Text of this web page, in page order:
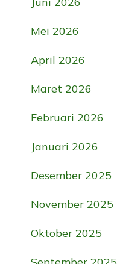
Mei 2026
April 2026
Maret 2026
Februari 2026
Januari 2026
Desember 2025
November 2025
Oktober 2025